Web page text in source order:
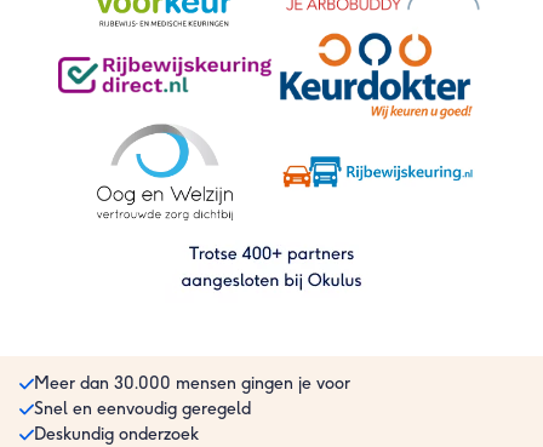
Meer dan 30.000 mensen gingen je voor
Snel en eenvoudig geregeld
Deskundig onderzoek